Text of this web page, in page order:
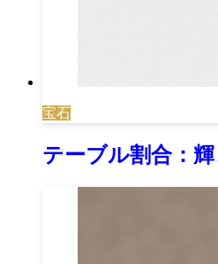
宝石
テーブル割合：